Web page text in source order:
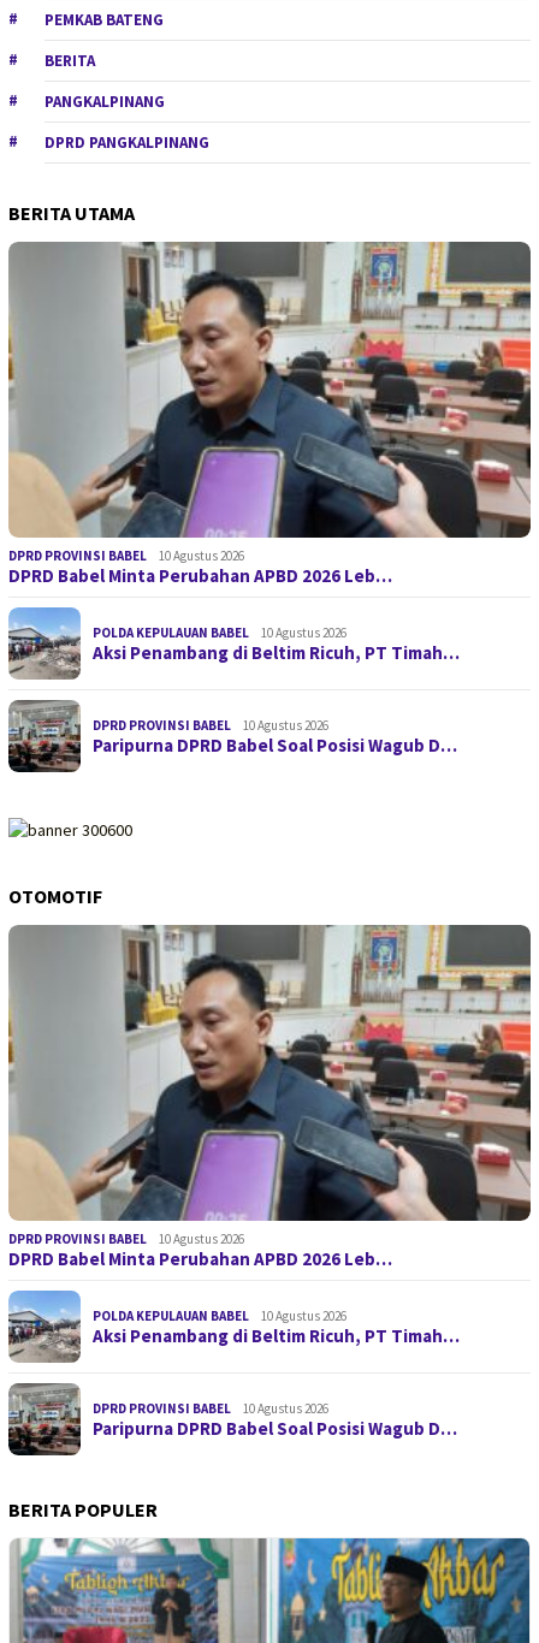
PEMKAB BATENG
BERITA
PANGKALPINANG
DPRD PANGKALPINANG
BERITA UTAMA
DPRD PROVINSI BABEL 10 Agustus 2026
DPRD Babel Minta Perubahan APBD 2026 Leb…
POLDA KEPULAUAN BABEL 10 Agustus 2026
Aksi Penambang di Beltim Ricuh, PT Timah…
DPRD PROVINSI BABEL 10 Agustus 2026
Paripurna DPRD Babel Soal Posisi Wagub D…
OTOMOTIF
DPRD PROVINSI BABEL 10 Agustus 2026
DPRD Babel Minta Perubahan APBD 2026 Leb…
POLDA KEPULAUAN BABEL 10 Agustus 2026
Aksi Penambang di Beltim Ricuh, PT Timah…
DPRD PROVINSI BABEL 10 Agustus 2026
Paripurna DPRD Babel Soal Posisi Wagub D…
BERITA POPULER